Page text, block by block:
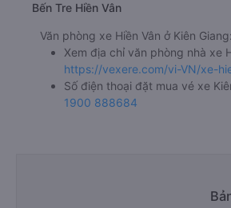
Bến Tre Hiền Vân
Văn phòng xe Hiền Vân ở Kiên Giang:
Xem địa chỉ văn phòng nhà xe
https://vexere.com/vi-VN/xe-
Số điện thoại đặt mua vé xe
1900 888684